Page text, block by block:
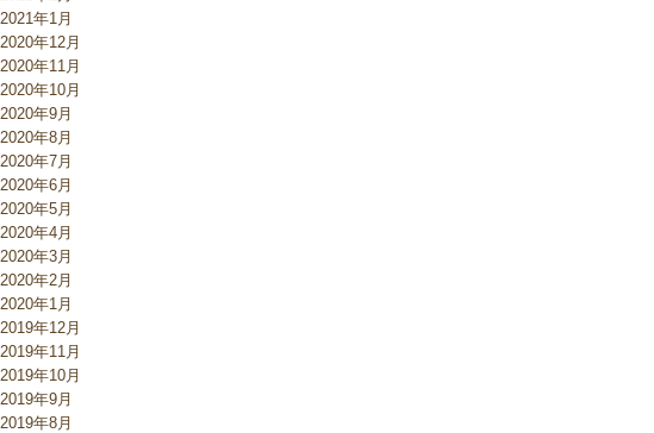
2021年1月
2020年12月
2020年11月
2020年10月
2020年9月
2020年8月
2020年7月
2020年6月
2020年5月
2020年4月
2020年3月
2020年2月
2020年1月
2019年12月
2019年11月
2019年10月
2019年9月
2019年8月